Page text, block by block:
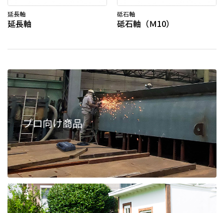
延長軸
延長軸
砥石軸
砥石軸（Ｍ10）
プロ向け商品